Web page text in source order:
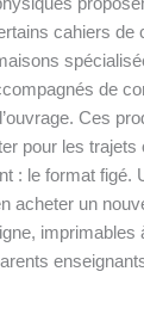
cahiers de
de
Ces
pour les
: le format figé.
acheter un
imprimables